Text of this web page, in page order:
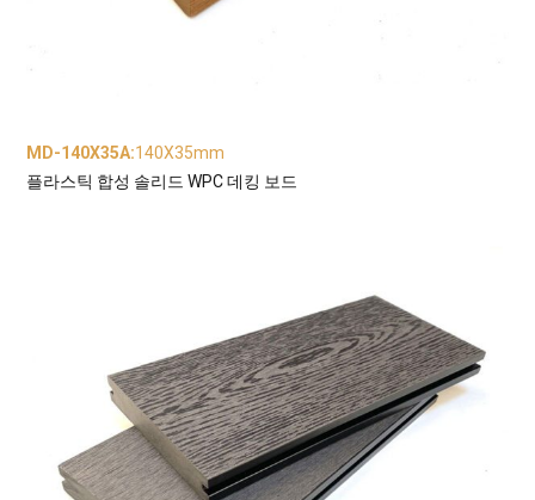
MD-140X35A:140X35mm
플라스틱 합성 솔리드 WPC 데킹 보드